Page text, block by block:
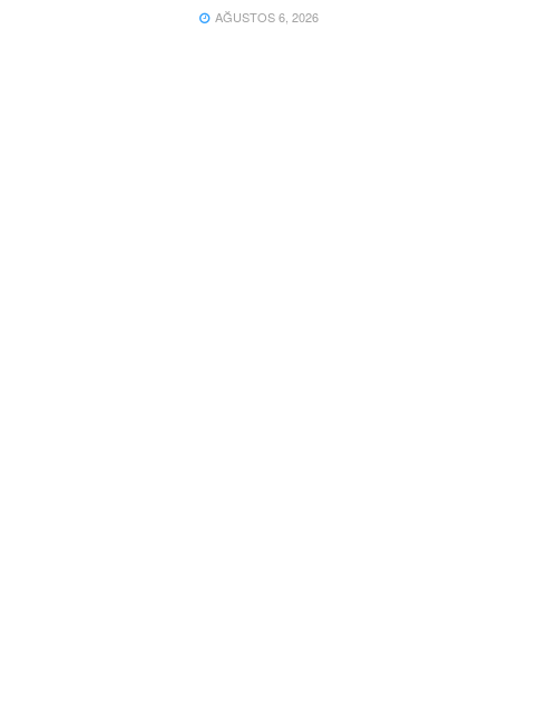
AĞUSTOS 6, 2026